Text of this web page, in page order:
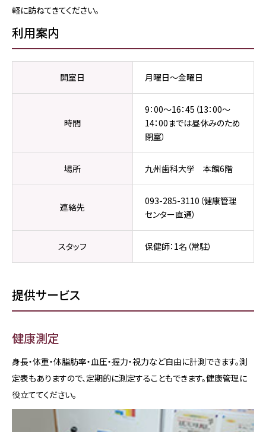
軽に訪ねてきてください。
利用案内
開室日 月曜日～金曜日
時間
9：00～16：45（13：00～
14：00までは昼休みのため
閉室）
場所 九州歯科大学 本館6階
連絡先
093-285-3110 （健康管理
センター直通）
スタッフ 保健師：1名（常駐）
提供サービス
健康測定
身長・体重・体脂肪率・血圧・握力・視力など自由に計測できます。測
定表もありますので、定期的に測定することもできます。健康管理に
役立ててください。